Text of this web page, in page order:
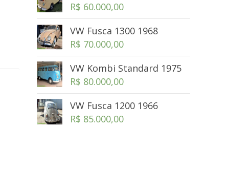
R$ 60.000,00
VW Fusca 1300 1968
R$ 70.000,00
VW Kombi Standard 1975
R$ 80.000,00
VW Fusca 1200 1966
R$ 85.000,00